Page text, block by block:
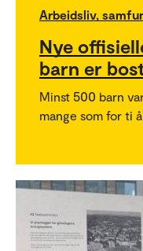
Arbeidsliv,
Nye
barn er
Minst 500 barn
mange som for ti